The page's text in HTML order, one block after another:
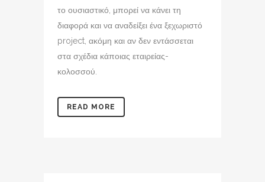
το ουσιαστικό, μπορεί να κάνει τη
διαφορά και να αναδείξει ένα ξεχωριστό
project, ακόμη και αν δεν εντάσσεται
στα σχέδια κάποιας εταιρείας-
κολοσσού.
READ MORE